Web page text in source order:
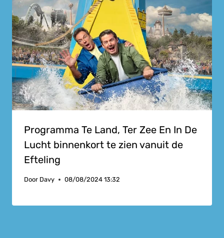
Programma Te Land, Ter Zee En In De
Lucht binnenkort te zien vanuit de
Efteling
Door Davy 08/08/2024 13:32